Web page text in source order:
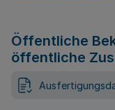
Öffentliche
öffentliche